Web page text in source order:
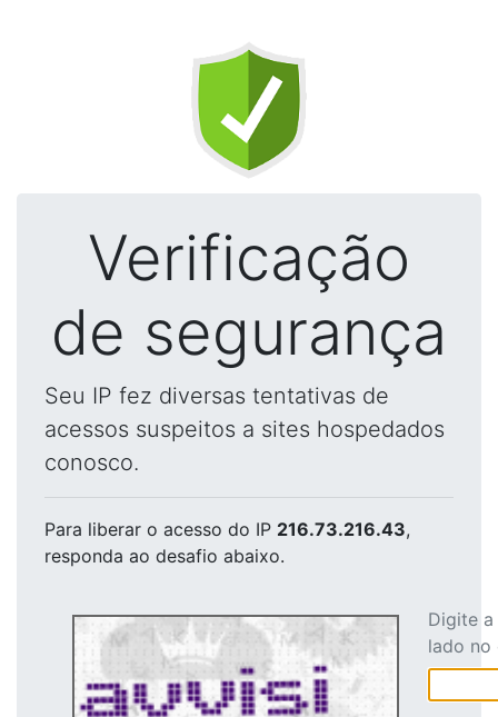
Verificação
de segurança
Seu IP fez diversas tentativas de
acessos suspeitos a sites hospedados
conosco.
Para liberar o acesso do IP 216.73.216.43,
responda ao desafio abaixo.
Digite
lado no